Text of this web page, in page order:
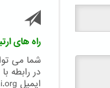
راه های
شما می
در رابطه